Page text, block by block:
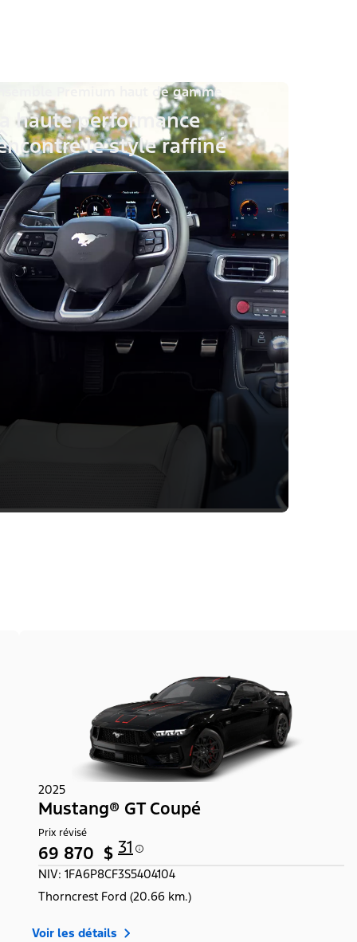
Premium haut de gamme
haute performance
le style raffiné
2025
Mustang® GT Coupé
Prix révisé
69 870 $ 31
NIV: 1FA6P8CF3S5404104
Thorncrest Ford (20.66 km.)
Voir les détails